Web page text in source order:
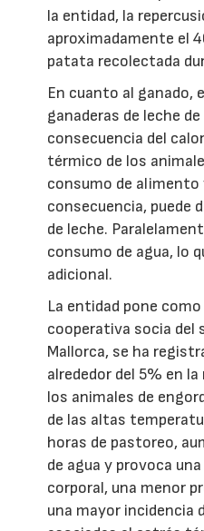
la entidad, la
aproximadamente el
patata recolectada
En cuanto al ganado,
ganaderas de leche
consecuencia del
térmico de los
consumo de alimento
consecuencia, puede
de leche.
consumo de agua, lo
adicional.
La entidad pone
cooperativa socia del
Mallorca, se ha
alrededor del 5% en
los animales de
de las altas
horas de pastoreo,
de agua y provoca
corporal, una menor
una mayor incidencia